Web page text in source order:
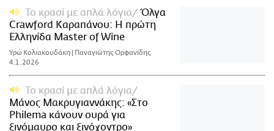
Το κρασί με απλά λόγια
Όλγα
Crawford Καραπάνου: Η πρώτη
Ελληνίδα Master of Wine
Υρώ Κολιακουδάκη | Παναγιώτης Ορφανίδης
4.1.2026
Το κρασί με απλά λόγια
Μάνος Μακρυγιαννάκης: «Στο
Philema κάνουν ουρά για
ξινόμαυρο και ξινόχοντρο»